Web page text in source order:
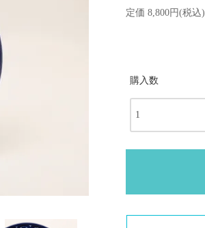
定価 8,800円(税込)
購入数